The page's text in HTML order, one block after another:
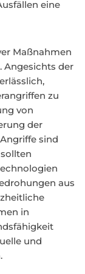
eine
Maßnahmen
Angesichts der
zu
von
der
sind
aus
in
und